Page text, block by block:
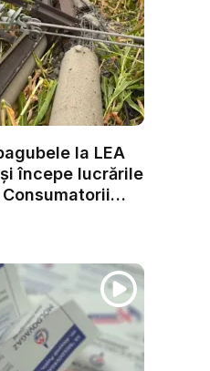
la LEA
începe lucrările